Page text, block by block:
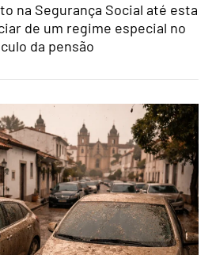
na Segurança Social até esta
de um regime especial no
da pensão